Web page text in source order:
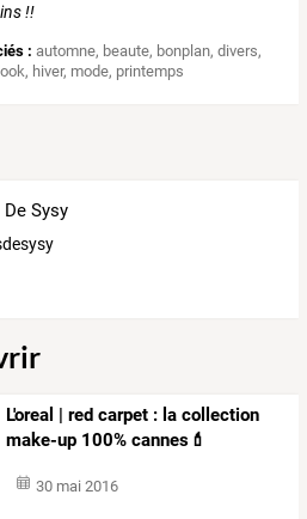
!!
: automne, beaute, bonplan,divers,
, hiver, mode, printemps
Sysy
L'oreal | red carpet : la collection
make-up 100% cannes💄
30 mai 2016